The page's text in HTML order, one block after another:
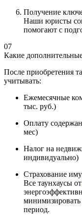
Получение
Наши юристы
помогают с
07
Какие
После приобретения
учитывать:
Ежемесячные
тыс. руб.)
Оплату
мес)
Налог на
индивидуально)
Страхование
Все таунхаусы от
период.